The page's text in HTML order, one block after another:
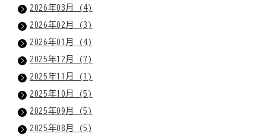
2026年03月 (4)
2026年02月 (3)
2026年01月 (4)
2025年12月 (7)
2025年11月 (1)
2025年10月 (5)
2025年09月 (5)
2025年08月 (5)